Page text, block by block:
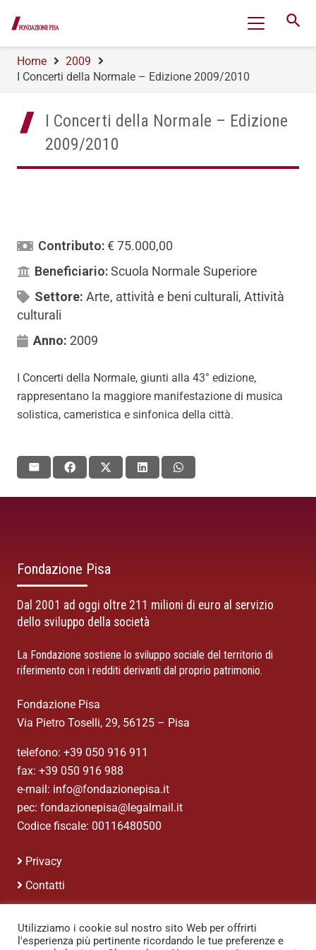
search
Home
2009
I Concerti della Normale – Edizione 2009/2010
I Concerti della Normale – Edizione
2009/2010
Contributo:€ 75.000,00
Beneficiario:Scuola Normale Superiore
Settore: Arte, attività e beni culturali,Attività
culturali
Anno: 2009
I Concerti della Normale, giunti alla 43° edizione,
rappresentano la maggiore manifestazione di musica
solistica, cameristica e sinfonica della città.
Fondazione Pisa
Dal 2001 ad oggi oltre 211 milioni di euro al servizio
dello sviluppo della società
La Fondazione sostiene lo sviluppo sociale del territorio di
riferimento con i redditi derivanti dal proprio patrimonio.
Fondazione Pisa
Via Pietro Toselli, 29, 56125 – Pisa
telefono: +39 050 916 911
fax: +39 050 916 988
e-mail: info@fondazionepisa.it
pec: fondazionepisa@legalmail.it
Codice fiscale: 00116480500
Privacy
Contatti
Utilizziamo i cookie sul nostro sito Web per offrirti
l'esperienza più pertinente ricordando le tue preferenze e